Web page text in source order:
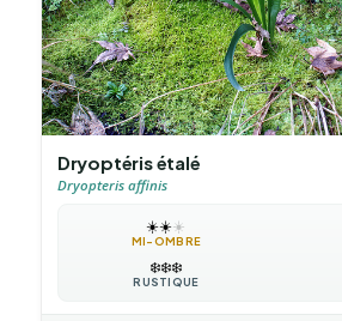
Dryoptéris étalé
Dryopteris affinis
☀️☀️☀️
MI-OMBRE
❄️❄️❄️
RUSTIQUE